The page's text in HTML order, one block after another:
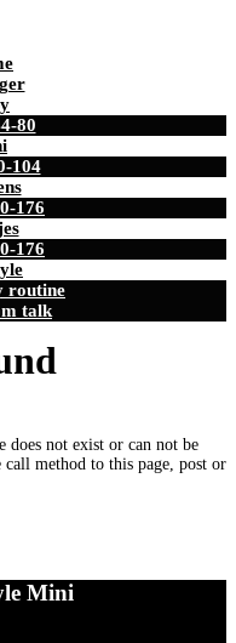
80
104
176
176
routine
talk
does not exist or can not be
call method to this page, post or
Mini